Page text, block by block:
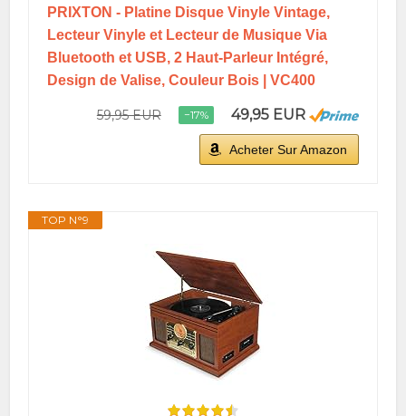
PRIXTON - Platine Disque Vinyle Vintage,
Lecteur Vinyle et Lecteur de Musique Via
Bluetooth et USB, 2 Haut-Parleur Intégré,
Design de Valise, Couleur Bois | VC400
59,95 EUR −17% 49,95 EUR
Acheter Sur Amazon
TOP N°9